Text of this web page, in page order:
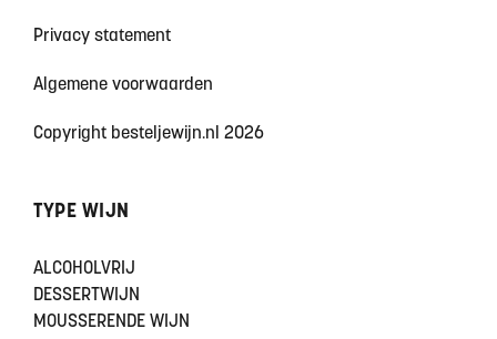
Privacy statement
Algemene voorwaarden
Copyright besteljewijn.nl 2026
TYPE WIJN
ALCOHOLVRIJ
DESSERTWIJN
MOUSSERENDE WIJN